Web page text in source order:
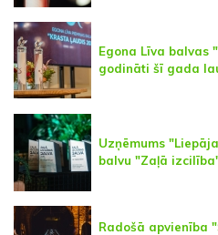
Egona Līva balvas
godināti šī gada
Uzņēmums
balvu "Zaļā
Radošā apvienība